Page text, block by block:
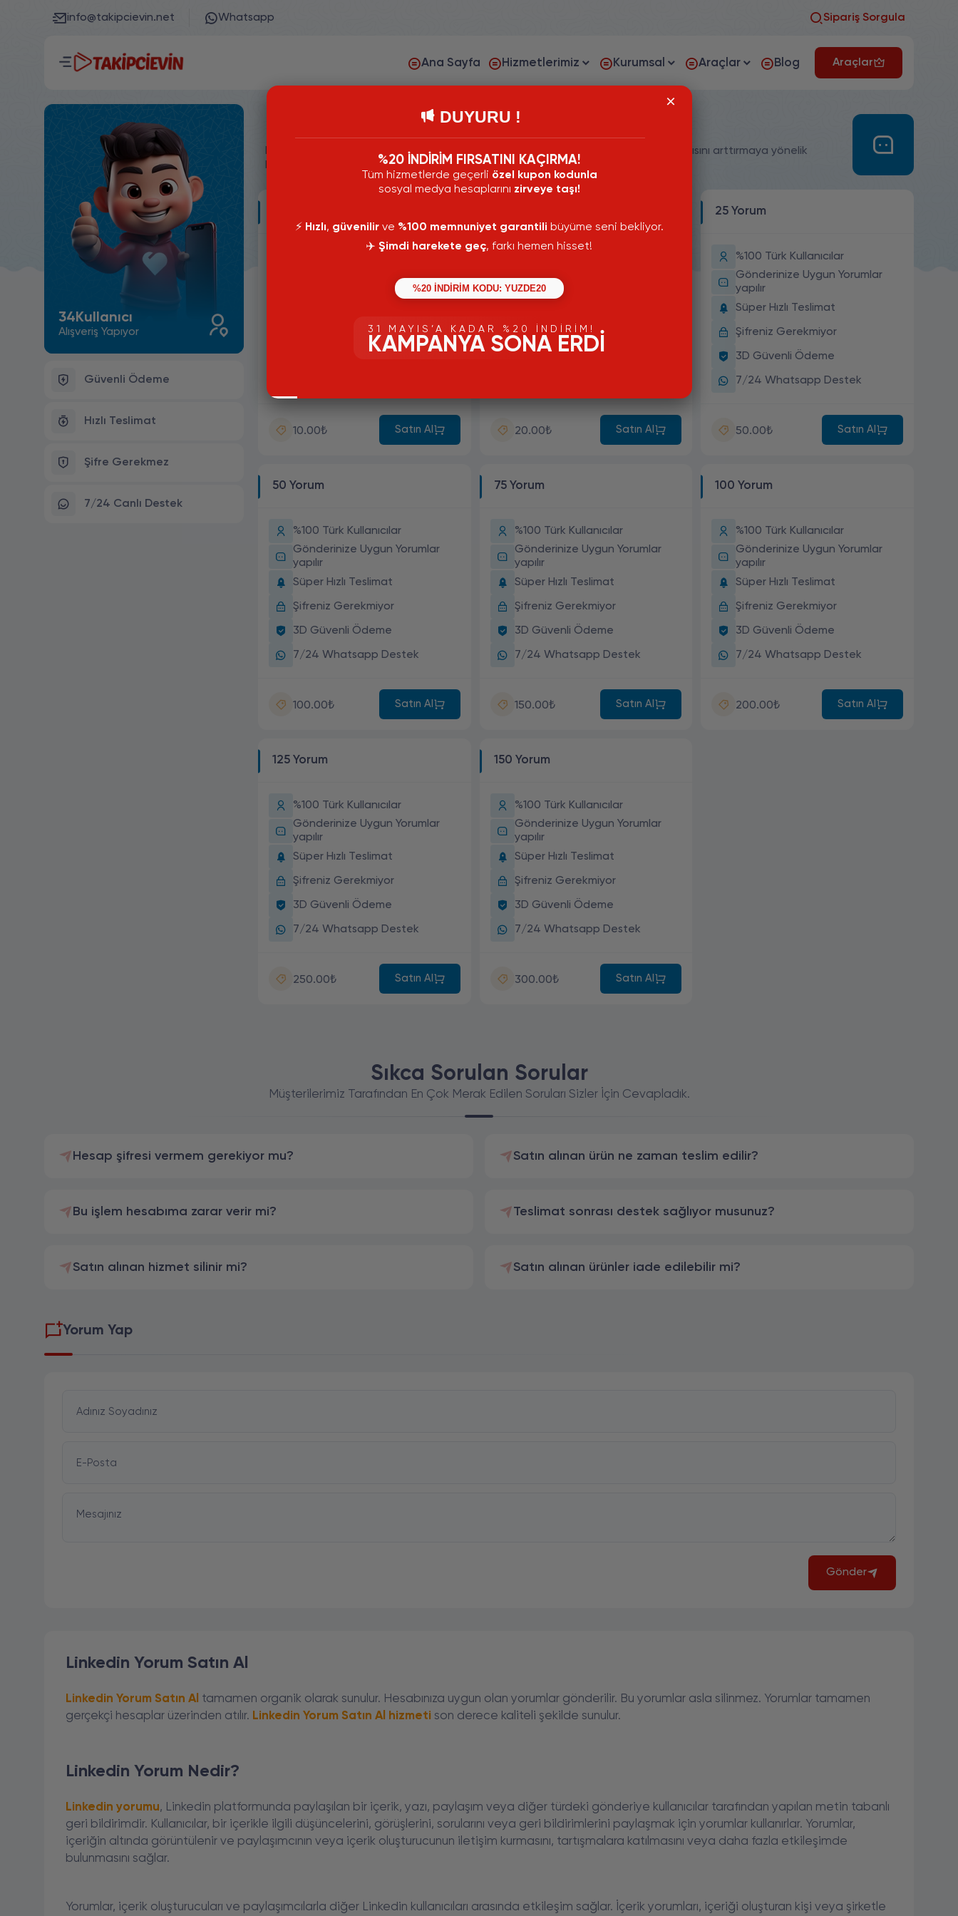
info@takipcievin.net Whatsapp Sipariş Sorgula
Ana Sayfa Hizmetlerimiz Kurumsal Araçlar Blog Araçlar
Linkedin Yorum Satın Al. LinkedIn platformunda profillerinizdeki içeriklerin Yorum sayısını arttırmaya yönelik
34Kullanıcı
Alışveriş Yapıyor
Güvenli Ödeme
Hızlı Teslimat
Şifre Gerekmez
7/24 Canlı Destek
Şifreniz Gerekmiyor
10.00₺ Satın Al
yapılır
Şifreniz Gerekmiyor
20.00₺ Satın Al
25 Yorum
%100 Türk Kullanıcılar
Gönderinize Uygun Yorumlar
yapılır
Süper Hızlı Teslimat
Şifreniz Gerekmiyor
3D Güvenli Ödeme
7/24 Whatsapp Destek
50.00₺ Satın Al
50 Yorum
%100 Türk Kullanıcılar
Gönderinize Uygun Yorumlar
yapılır
Süper Hızlı Teslimat
Şifreniz Gerekmiyor
3D Güvenli Ödeme
7/24 Whatsapp Destek
100.00₺ Satın Al
75 Yorum
%100 Türk Kullanıcılar
Gönderinize Uygun Yorumlar
yapılır
Süper Hızlı Teslimat
Şifreniz Gerekmiyor
3D Güvenli Ödeme
7/24 Whatsapp Destek
150.00₺ Satın Al
100 Yorum
%100 Türk Kullanıcılar
Gönderinize Uygun Yorumlar
yapılır
Süper Hızlı Teslimat
Şifreniz Gerekmiyor
3D Güvenli Ödeme
7/24 Whatsapp Destek
200.00₺ Satın Al
125 Yorum
%100 Türk Kullanıcılar
Gönderinize Uygun Yorumlar
yapılır
Süper Hızlı Teslimat
Şifreniz Gerekmiyor
3D Güvenli Ödeme
7/24 Whatsapp Destek
250.00₺ Satın Al
150 Yorum
%100 Türk Kullanıcılar
Gönderinize Uygun Yorumlar
yapılır
Süper Hızlı Teslimat
Şifreniz Gerekmiyor
3D Güvenli Ödeme
7/24 Whatsapp Destek
300.00₺ Satın Al
Sıkca Sorulan Sorular
Müşterilerimiz Tarafından En Çok Merak Edilen Soruları Sizler İçin Cevapladık.
Hesap şifresi vermem gerekiyor mu? Satın alınan ürün ne zaman teslim edilir?
Bu işlem hesabıma zarar verir mi? Teslimat sonrası destek sağlıyor musunuz?
Satın alınan hizmet silinir mi? Satın alınan ürünler iade edilebilir mi?
Yorum Yap
Adınız Soyadınız
E-Posta
Mesajınız
Gönder
Linkedin Yorum Satın Al
Linkedin Yorum Satın Al tamamen organik olarak sunulur. Hesabınıza uygun olan yorumlar gönderilir. Bu yorumlar asla silinmez. Yorumlar tamamen
gerçekçi hesaplar üzerinden atılır. Linkedin Yorum Satın Al hizmeti son derece kaliteli şekilde sunulur.
Linkedin Yorum Nedir?
Linkedin yorumu, Linkedin platformunda paylaşılan bir içerik, yazı, paylaşım veya diğer türdeki gönderiye kullanıcılar tarafından yapılan metin tabanlı
geri bildirimdir. Kullanıcılar, bir içerikle ilgili düşüncelerini, görüşlerini, sorularını veya geri bildirimlerini paylaşmak için yorumlar kullanırlar. Yorumlar,
içeriğin altında görüntülenir ve paylaşımcının veya içerik oluşturucunun iletişim kurmasını, tartışmalara katılmasını veya daha fazla etkileşimde
bulunmasını sağlar.
Yorumlar, içerik oluşturucuları ve paylaşımcılarla diğer Linkedin kullanıcıları arasında etkileşim sağlar. İçerik yorumları, içeriği oluşturan kişi veya şirketle
DUYURU !
%20 İNDİRİM FIRSATINI KAÇIRMA!
Tüm hizmetlerde geçerli özel kupon kodunla
sosyal medya hesaplarını zirveye taşı!
⚡️ Hızlı, güvenilirve %100 memnuniyet garantili büyüme seni bekliyor.
✈️ Şimdi harekete geç, farkı hemen hisset!
%20 İNDİRİM KODU: YUZDE20
31 MAYIS’A KADAR %20 İNDIRIM!
KAMPANYA SONA ERDI